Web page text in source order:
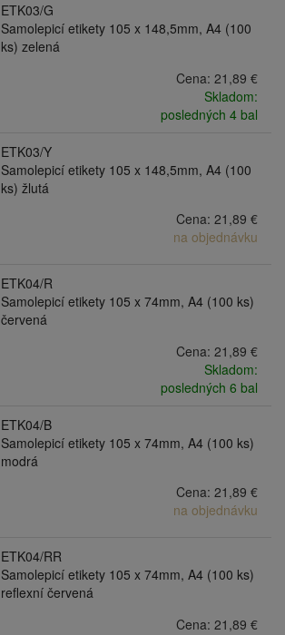
ETK03/G
Samolepicí etikety 105 x 148,5mm, A4 (100
ks) zelená
Cena: 21,89 €
Skladom:
posledných 4 bal
ETK03/Y
Samolepicí etikety 105 x 148,5mm, A4 (100
ks) žlutá
Cena: 21,89 €
na objednávku
ETK04/R
Samolepicí etikety 105 x 74mm, A4 (100 ks)
červená
Cena: 21,89 €
Skladom:
posledných 6 bal
ETK04/B
Samolepicí etikety 105 x 74mm, A4 (100 ks)
modrá
Cena: 21,89 €
na objednávku
ETK04/RR
Samolepicí etikety 105 x 74mm, A4 (100 ks)
reflexní červená
Cena: 21,89 €